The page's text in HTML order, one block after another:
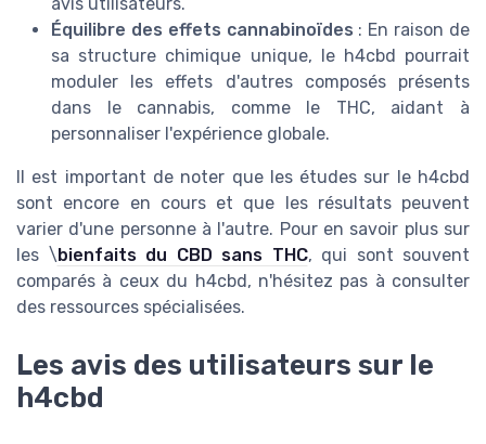
Équilibre des effets cannabinoïdes : En raison de
sa structure chimique unique, le h4cbd pourrait
moduler les effets d'autres composés présents
dans le cannabis, comme le THC, aidant à
personnaliser l'expérience globale.
Il est important de noter que les études sur le h4cbd
sont encore en cours et que les résultats peuvent
varier d'une personne à l'autre. Pour en savoir plus sur
les \bienfaits du CBD sans THC, qui sont souvent
comparés à ceux du h4cbd, n'hésitez pas à consulter
des ressources spécialisées.
Les avis des utilisateurs sur le
h4cbd